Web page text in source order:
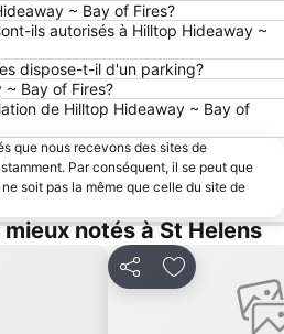
~ Bay of Fires?
ils autorisés à Hilltop Hideaway ~
dispose-t-il d'un parking?
Bay of Fires?
de Hilltop Hideaway ~ Bay of
que nous recevons des sites de
Par conséquent, il se peut que
soit pas la même que celle du site de
notés à St Helens
PartagerAjouter à